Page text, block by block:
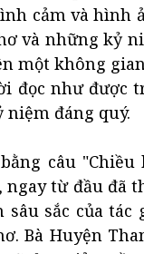
cảm và hình
và những kỷ
một không
đọc như được
đáng quý.
câu
ngay từ đầu đã
sắc của tác
Bà Huyện